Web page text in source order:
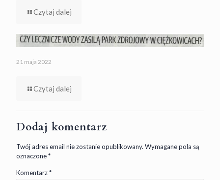
Czytaj dalej
21 maja 2022
Czytaj dalej
Dodaj komentarz
Twój adres email nie zostanie opublikowany. Wymagane pola są
oznaczone*
Komentarz*